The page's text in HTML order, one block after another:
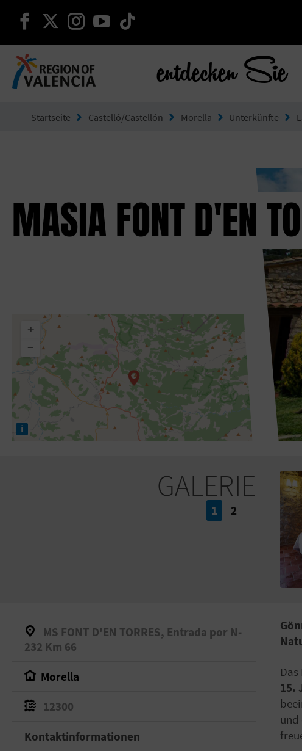
weiter auf facebook
weiter auf twitter
weiter auf instagram
weiter auf youtube
entdecken Sie
Startseite Castelló/Castellón Morella Unterkünfte
MASIA FONT D'EN
+
−
i
GALERIE
1 2
MS FONT D'EN TORRES, Entrada por N-
232 Km 66
Morella
12300
Kontaktinformationen
15.
und